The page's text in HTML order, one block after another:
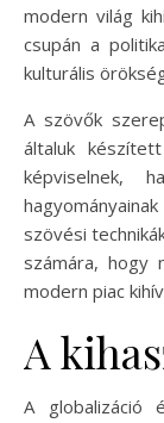
modern világ
csupán a
kulturális
A szövők
általuk
képviselnek,
szövési
számára, hogy
modern piac
A
A globalizáció